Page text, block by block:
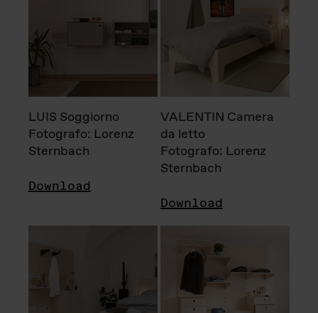
LUIS Soggiorno
Fotografo: Lorenz
Sternbach
Download
VALENTIN Camera
da letto
Fotografo: Lorenz
Sternbach
Download